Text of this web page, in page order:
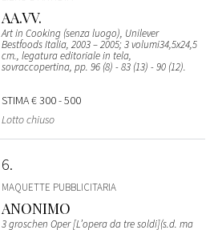
AA.VV.
Art in Cooking (senza luogo), Unilever
Bestfoods Italia, 2003 – 2005; 3 volumi34,5x24,5
cm., legatura editoriale in tela,
sovraccopertina, pp. 96 (8) - 83 (13) - 90 (12).
STIMA€ 300 - 500
Lotto chiuso
6
MAQUETTE PUBBLICITARIA
ANONIMO
3 groschen Oper [L’opera da tre soldi](s.d. ma